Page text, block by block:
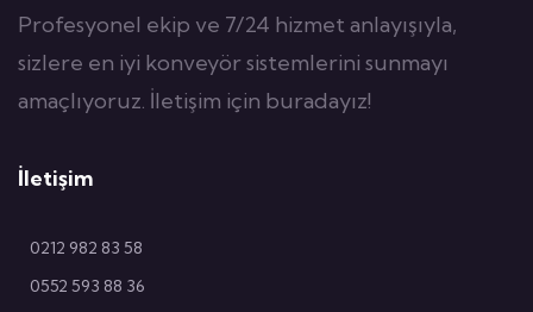
Profesyonel ekip ve 7/24 hizmet anlayışıyla,
sizlere en iyi konveyör sistemlerini sunmayı
amaçlıyoruz. İletişim için buradayız!
İletişim
0212 982 83 58
0552 593 88 36